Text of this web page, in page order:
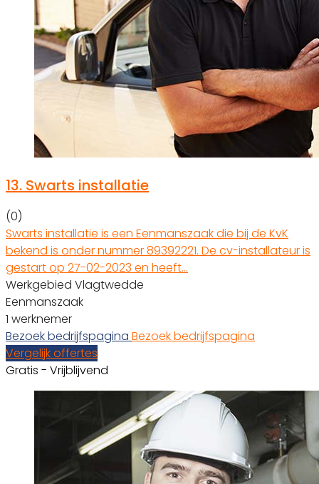
13. Swarts installatie
(0)
Swarts installatie is een Eenmanszaak die bij de KvK
bekend is onder nummer 89392221. De cv-installateur is
gestart op 27-02-2023 en heeft…
Werkgebied Vlagtwedde
Eenmanszaak
1 werknemer
Bezoek bedrijfspagina Bezoek bedrijfspagina
Vergelijk offertes
Gratis - Vrijblijvend